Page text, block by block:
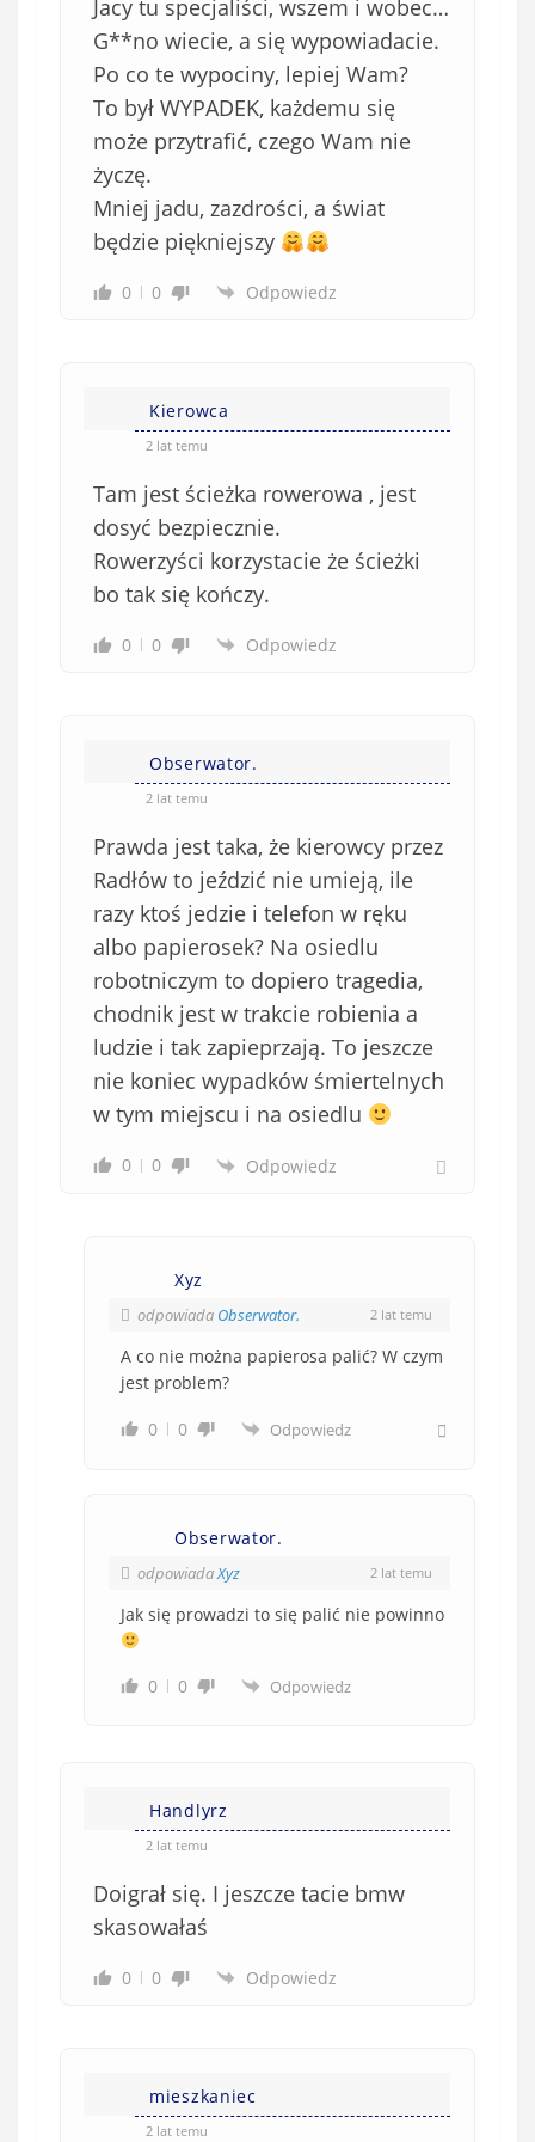
Jacy tu specjaliści, wszem i wobec…
G**no wiecie, a się wypowiadacie.
Po co te wypociny, lepiej Wam?
To był WYPADEK, każdemu się
może przytrafić, czego Wam nie
życzę.
Mniej jadu, zazdrości, a świat
będzie piękniejszy
0 0 Odpowiedz
Kierowca
2 lat temu
Tam jest ścieżka rowerowa , jest
dosyć bezpiecznie.
Rowerzyści korzystacie że ścieżki
bo tak się kończy.
0 0 Odpowiedz
Obserwator.
2 lat temu
Prawda jest taka, że kierowcy przez
Radłów to jeździć nie umieją, ile
razy ktoś jedzie i telefon w ręku
albo papierosek? Na osiedlu
robotniczym to dopiero tragedia,
chodnik jest w trakcie robienia a
ludzie i tak zapieprzają. To jeszcze
nie koniec wypadków śmiertelnych
w tym miejscu i na osiedlu
0 0 Odpowiedz
Xyz
odpowiada Obserwator. 2 lat temu
A co nie można papierosa palić? W czym
jest problem?
0 0 Odpowiedz
Obserwator.
odpowiadaXyz 2 lat temu
Jak się prowadzi to się palić nie powinno
0 0 Odpowiedz
Handlyrz
2 lat temu
Doigrał się. I jeszcze tacie bmw
skasowałaś
0 0 Odpowiedz
mieszkaniec
2 lat temu